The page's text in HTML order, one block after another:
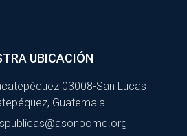
UBICACIÓN
03008-San Lucas
Guatemala